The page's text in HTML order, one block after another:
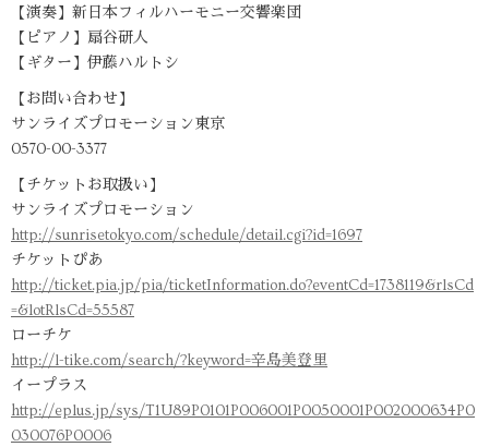
【演奏】新日本フィルハーモニー交響楽団
【ピアノ】扇谷研人
【ギター】伊藤ハルトシ
【お問い合わせ】
サンライズプロモーション東京
0570-00-3377
【チケットお取扱い】
サンライズプロモーション
http://sunrisetokyo.com/schedule/detail.cgi?id=1697
チケットぴあ
http://ticket.pia.jp/pia/ticketInformation.do?eventCd=1738119&rlsCd
=&lotRlsCd=55587
ローチケ
http://l-tike.com/search/?keyword=辛島美登里
イープラス
http://eplus.jp/sys/T1U89P0101P006001P0050001P002000634P0
030076P0006